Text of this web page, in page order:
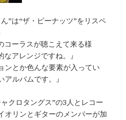
”は“ザ・ピーナッツ”をリスペ
コーラスが聴こえて来る様
アレンジですね。』
ンとか色んな要素が入ってい
ルバムです。』
クロタングス”の3人とレコー
オリンとギターのメンバーが加